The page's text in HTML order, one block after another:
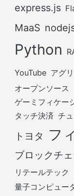
express.js
MaaS
Python
YouTube アグ
オープンソース
ゲーミフィケー
タッチ決済 チ
トヨタ フ
ブロックチ
リテールテック
量子コンピュー